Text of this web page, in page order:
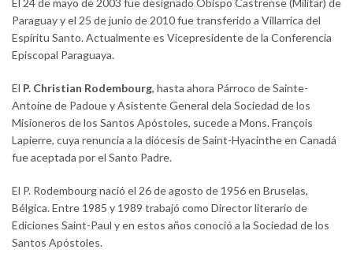
El 24 de mayo de 2003 fue designado Obispo Castrense (Militar) de
Paraguay y el 25 de junio de 2010 fue transferido a Villarrica del
Espíritu Santo. Actualmente es Vicepresidente de la Conferencia
Episcopal Paraguaya.
El P. Christian Rodembourg, hasta ahora Párroco de Sainte-
Antoine de Padoue y Asistente General dela Sociedad de los
Misioneros de los Santos Apóstoles, sucede a Mons. François
Lapierre, cuya renuncia a la diócesis de Saint-Hyacinthe en Canadá
fue aceptada por el Santo Padre.
El P. Rodembourg nació el 26 de agosto de 1956 en Bruselas,
Bélgica. Entre 1985 y 1989 trabajó como Director literario de
Ediciones Saint-Paul y en estos años conoció a la Sociedad de los
Santos Apóstoles.